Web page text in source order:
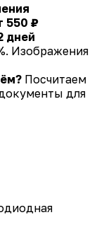
550 ₽
дней
Изображения
Посчитаем
для